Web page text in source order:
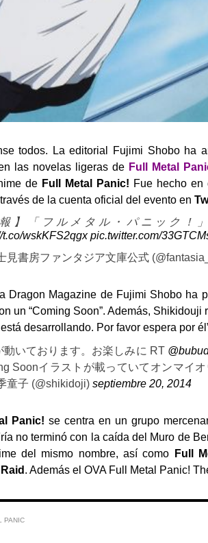
todos. La editorial Fujimi Shobo ha
las novelas ligeras de Full Metal
de Full Metal Panic! Fue hecho en
de la cuenta oficial del evento en
報】「フルメタル・パニック！
t.co/wskKFS2qgx pic.twitter.com/
見書房ファンタジア文庫公式
Dragon Magazine de Fujimi Shobo ha
un “Coming Soon”. Además, Shikidouji
desarrollando. Por favor espera por
動いております。お楽しみに RT
Soonイラストが載っていてオンマイ
童子 (@shikidoji) septiembre 20, 2014
Panic! se centra en un grupo
no terminó con la caída del Muro de
del mismo nombre, así como
Full
. Además el OVA Full Metal Panic!
PANIC